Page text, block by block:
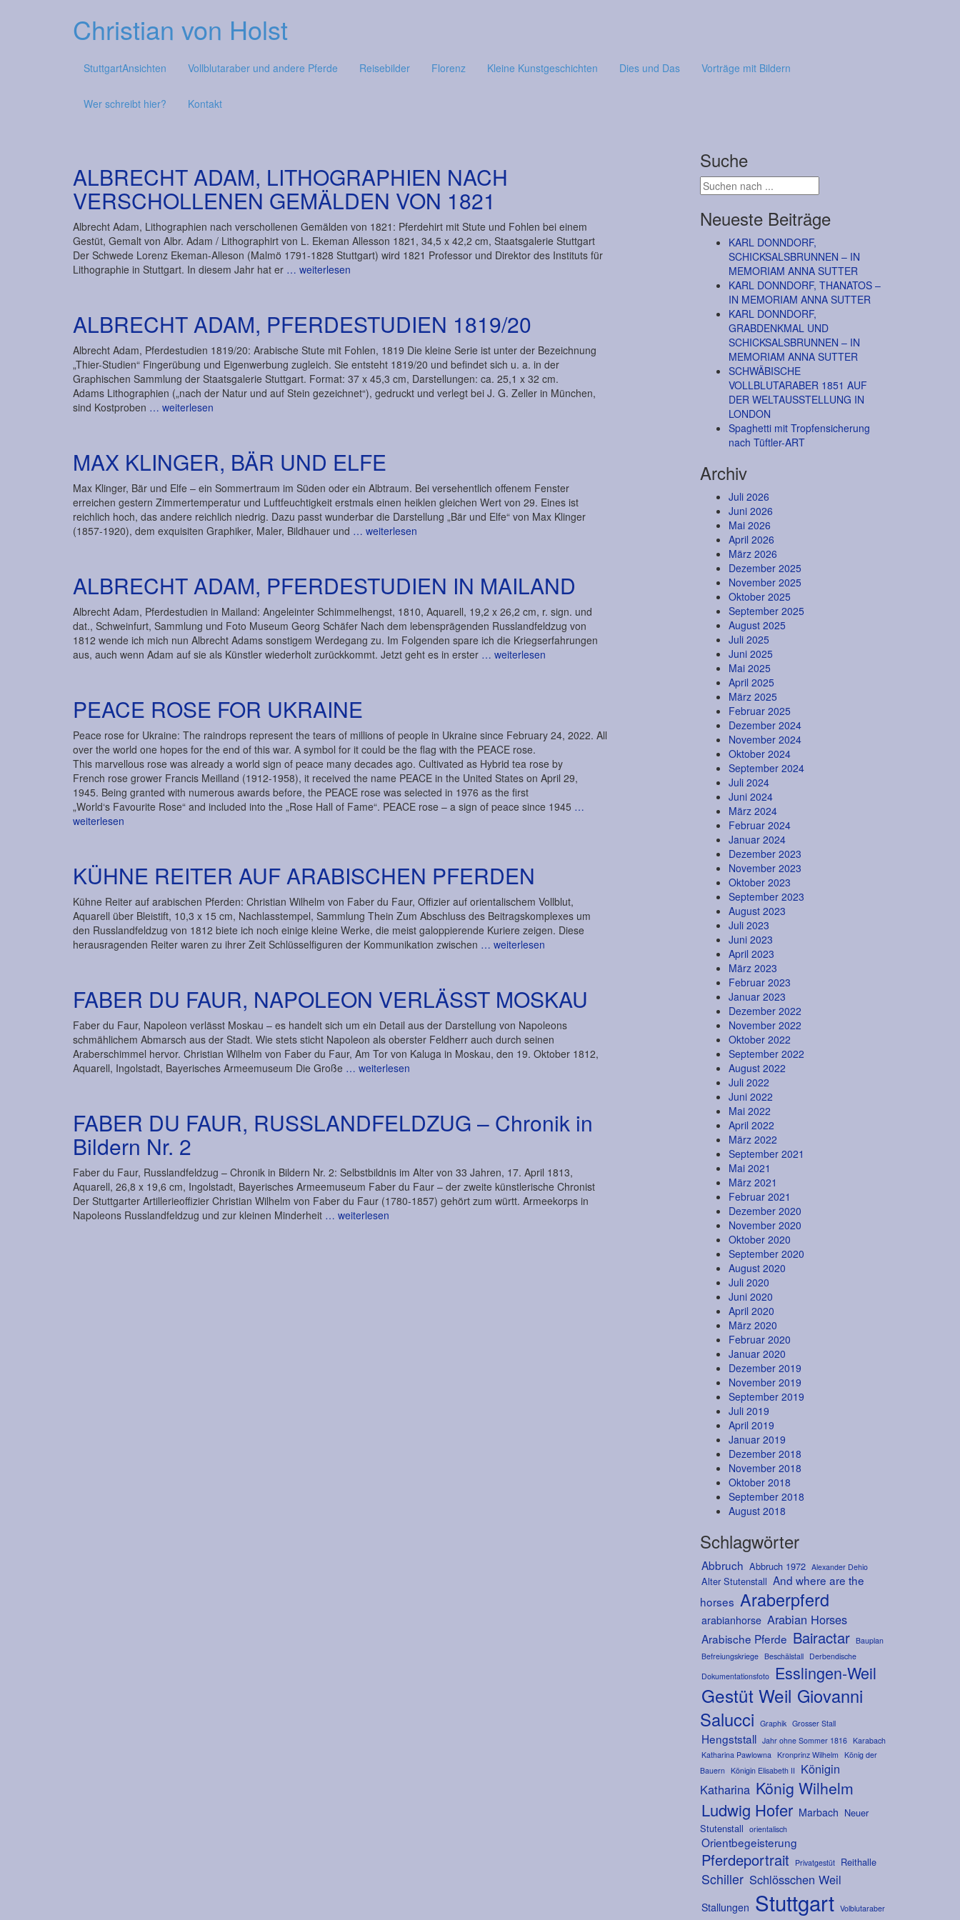
Christian von Holst
StuttgartAnsichten Vollblutaraber und andere Pferde Reisebilder Florenz Kleine Kunstgeschichten Dies und Das Vorträge mit Bildern
Wer schreibt hier? Kontakt
ALBRECHT ADAM, LITHOGRAPHIEN NACH
VERSCHOLLENEN GEMÄLDEN VON 1821
Albrecht Adam, Lithographien nach verschollenen Gemälden von 1821: Pferdehirt mit Stute und Fohlen bei einem
Gestüt, Gemalt von Albr. Adam / Lithographirt von L. Ekeman Allesson 1821, 34,5 x 42,2 cm, Staatsgalerie Stuttgart
Der Schwede Lorenz Ekeman-Alleson (Malmö 1791-1828 Stuttgart) wird 1821 Professor und Direktor des Instituts für
Lithographie in Stuttgart. In diesem Jahr hat er … weiterlesen
ALBRECHT ADAM, PFERDESTUDIEN 1819/20
Albrecht Adam, Pferdestudien 1819/20: Arabische Stute mit Fohlen, 1819 Die kleine Serie ist unter der Bezeichnung
„Thier-Studien“ Fingerübung und Eigenwerbung zugleich. Sie entsteht 1819/20 und befindet sich u. a. in der
Graphischen Sammlung der Staatsgalerie Stuttgart. Format: 37 x 45,3 cm, Darstellungen: ca. 25,1 x 32 cm.
Adams Lithographien („nach der Natur und auf Stein gezeichnet“), gedruckt und verlegt bei J. G. Zeller in München,
sind Kostproben … weiterlesen
MAX KLINGER, BÄR UND ELFE
Max Klinger, Bär und Elfe – ein Sommertraum im Süden oder ein Albtraum. Bei versehentlich offenem Fenster
erreichen gestern Zimmertemperatur und Luftfeuchtigkeit erstmals einen heiklen gleichen Wert von 29. Eines ist
reichlich hoch, das andere reichlich niedrig. Dazu passt wunderbar die Darstellung „Bär und Elfe“ von Max Klinger
(1857-1920), dem exquisiten Graphiker, Maler, Bildhauer und … weiterlesen
ALBRECHT ADAM, PFERDESTUDIEN IN MAILAND
Albrecht Adam, Pferdestudien in Mailand: Angeleinter Schimmelhengst, 1810, Aquarell, 19,2 x 26,2 cm, r. sign. und
dat., Schweinfurt, Sammlung und Foto Museum Georg Schäfer Nach dem lebensprägenden Russlandfeldzug von
1812 wende ich mich nun Albrecht Adams sonstigem Werdegang zu. Im Folgenden spare ich die Kriegserfahrungen
aus, auch wenn Adam auf sie als Künstler wiederholt zurückkommt. Jetzt geht es in erster … weiterlesen
PEACE ROSE FOR UKRAINE
Peace rose for Ukraine: The raindrops represent the tears of millions of people in Ukraine since February 24, 2022. All
over the world one hopes for the end of this war. A symbol for it could be the flag with the PEACE rose.
This marvellous rose was already a world sign of peace many decades ago. Cultivated as Hybrid tea rose by
French rose grower Francis Meilland (1912-1958), it received the name PEACE in the United States on April 29,
1945. Being granted with numerous awards before, the PEACE rose was selected in 1976 as the first
„World‘s Favourite Rose“ and included into the „Rose Hall of Fame“. PEACE rose – a sign of peace since 1945 …
weiterlesen
KÜHNE REITER AUF ARABISCHEN PFERDEN
Kühne Reiter auf arabischen Pferden: Christian Wilhelm von Faber du Faur, Offizier auf orientalischem Vollblut,
Aquarell über Bleistift, 10,3 x 15 cm, Nachlasstempel, Sammlung Thein Zum Abschluss des Beitragskomplexes um
den Russlandfeldzug von 1812 biete ich noch einige kleine Werke, die meist galoppierende Kuriere zeigen. Diese
herausragenden Reiter waren zu ihrer Zeit Schlüsselfiguren der Kommunikation zwischen … weiterlesen
FABER DU FAUR, NAPOLEON VERLÄSST MOSKAU
Faber du Faur, Napoleon verlässt Moskau – es handelt sich um ein Detail aus der Darstellung von Napoleons
schmählichem Abmarsch aus der Stadt. Wie stets sticht Napoleon als oberster Feldherr auch durch seinen
Araberschimmel hervor. Christian Wilhelm von Faber du Faur, Am Tor von Kaluga in Moskau, den 19. Oktober 1812,
Aquarell, Ingolstadt, Bayerisches Armeemuseum Die Große … weiterlesen
FABER DU FAUR, RUSSLANDFELDZUG – Chronik in
Bildern Nr. 2
Faber du Faur, Russlandfeldzug – Chronik in Bildern Nr. 2: Selbstbildnis im Alter von 33 Jahren, 17. April 1813,
Aquarell, 26,8 x 19,6 cm, Ingolstadt, Bayerisches Armeemuseum Faber du Faur – der zweite künstlerische Chronist
Der Stuttgarter Artillerieoffizier Christian Wilhelm von Faber du Faur (1780-1857) gehört zum württ. Armeekorps in
Napoleons Russlandfeldzug und zur kleinen Minderheit … weiterlesen
Suche
Neueste Beiträge
KARL DONNDORF,
SCHICKSALSBRUNNEN – IN
MEMORIAM ANNA SUTTER
KARL DONNDORF, THANATOS –
IN MEMORIAM ANNA SUTTER
KARL DONNDORF,
GRABDENKMAL UND
SCHICKSALSBRUNNEN – IN
MEMORIAM ANNA SUTTER
SCHWÄBISCHE
VOLLBLUTARABER 1851 AUF
DER WELTAUSSTELLUNG IN
LONDON
Spaghetti mit Tropfensicherung
nach Tüftler-ART
Archiv
Juli 2026
Juni 2026
Mai 2026
April 2026
März 2026
Dezember 2025
November 2025
Oktober 2025
September 2025
August 2025
Juli 2025
Juni 2025
Mai 2025
April 2025
März 2025
Februar 2025
Dezember 2024
November 2024
Oktober 2024
September 2024
Juli 2024
Juni 2024
März 2024
Februar 2024
Januar 2024
Dezember 2023
November 2023
Oktober 2023
September 2023
August 2023
Juli 2023
Juni 2023
April 2023
März 2023
Februar 2023
Januar 2023
Dezember 2022
November 2022
Oktober 2022
September 2022
August 2022
Juli 2022
Juni 2022
Mai 2022
April 2022
März 2022
September 2021
Mai 2021
März 2021
Februar 2021
Dezember 2020
November 2020
Oktober 2020
September 2020
August 2020
Juli 2020
Juni 2020
April 2020
März 2020
Februar 2020
Januar 2020
Dezember 2019
November 2019
September 2019
Juli 2019
April 2019
Januar 2019
Dezember 2018
November 2018
Oktober 2018
September 2018
August 2018
Schlagwörter
Abbruch Abbruch 1972 Alexander Dehio
Alter Stutenstall And where are the
horses Araberpferd
arabianhorse Arabian Horses
Arabische Pferde Bairactar Bauplan
Befreiungskriege Beschälstall
Derbendische
Dokumentationsfoto
Esslingen-Weil
Gestüt Weil Giovanni
Salucci Graphik Grosser Stall
Hengststall Jahr ohne Sommer 1816 Karabach
Katharina Pawlowna Kronprinz Wilhelm König der
Bauern Königin Elisabeth II
Königin
Katharina König Wilhelm
Ludwig Hofer Marbach Neuer
Stutenstall orientalisch
Orientbegeisterung
Pferdeportrait Privatgestüt Reithalle
Schiller Schlösschen Weil
Stallungen Stuttgart Volblutaraber